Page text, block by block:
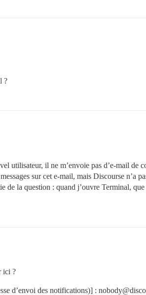
?
utilisateur, il ne m’envoie pas d’e-mail de
sur cet e-mail, mais Discourse n’a
de la question : quand j’ouvre Terminal,
ici ?
d’envoi des notifications)] :